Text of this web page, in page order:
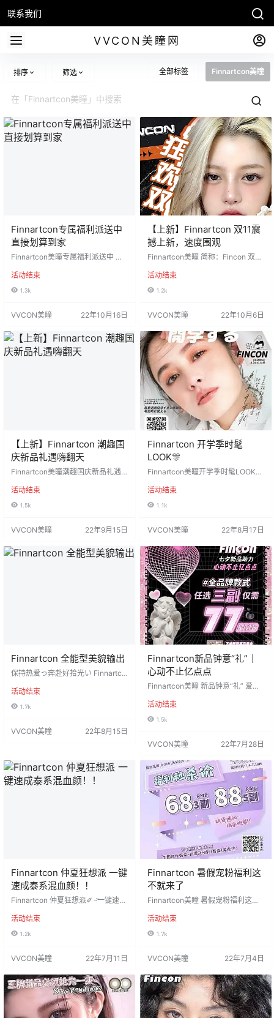
联系我们
VVCON美瞳网
排序 筛选 全部标签 Finnartcon美瞳
Finnartcon专属福利派送中
直接划算到家
Finnartcon美瞳专属福利派送中 福
通知❗就这你还不冲⁉ 注：无赠品，
不送盒 趁活动抓紧安排起来！ 活动
递：圆通 注：新疆、西藏、内蒙补1
仕达 非离子材质 度数范围：部分0-
1000度 有525/575 部分：0-80…
活动结束
1.3k
VVCON美瞳 22年10月16日
【上新】Finnartcon 双11震
撼上新，速度围观
Finnartcon美瞳 简称：Fincon 双11
龄神器来啦‼ 大直径新势力巨无霸&
蟹堡王 扩瞳效果原地封神了姐
赠品需备注！ 这活动力度简直惊掉
0月23日 发货地区：陕西省咸阳市
默认快递：圆通 注：新疆、西…
活动结束
1.2k
VVCON美瞳 22年10月6日
【上新】Finnartcon 潮趣国
庆新品礼遇嗨翻天
Finnartcon美瞳潮趣国庆新品礼遇
恋感水光蜜蜡#小燕窝 正式甜蜜上线
💞~ 上新钜惠：69/3副任选❗ 下单赠
送120ml护理液➕独角兽卡通盒一
注！ 活动时间：2022年9月15日-9
认快递：圆通 注：新疆、西藏、内
蒙补10，顺丰补15 工厂材质…
活动结束
1.5k
VVCON美瞳 22年9月15日
Finnartcon 开学季时髦
LOOK🎊
Finnartcon美瞳开学季时髦LOOK🎊
礼 88/5副任选 下单送气垫梳一个，
需备注❗ 全色板款式随心选🆘！缺货
通知~不踩雷 透氧非离子年抛い敏感
8月31日 发货地区：陕西省咸阳市
内蒙补10，顺丰补15 工厂材质：瑞
尔康/康仕…
活动结束
1.1k
VVCON美瞳 22年8月17日
Finnartcon 全能型美貌输出
保持热爱っ奔赴好拾光い Finnartco
然心动💞 活动价：68/2副 98/4副 1
08/5副 每单均送盒+清洗器+珍珠发
月9日-8月22日 全新升级医用保湿
默认快递：圆通 注：新疆、西藏、
内蒙补1…
活动结束
1.7k
VVCON美瞳 22年8月15日
Finnartcon新品钟意“礼”│
心动不止亿点点
Finnartcon美瞳 新品钟意“礼” 爱你
限#全品牌款式任选三副仅需元 下单
即送高马尾夹一盒（需备注） ❣超
狂扫货 活动时间：2022年7月28日-
认快递：圆通 注：新疆、西藏、内
蒙补10，顺丰补15 工厂材质：瑞尔
康/康仕达 非离子材质 度数范围：
部…
活动结束
1.5k
VVCON美瞳 22年7月28日
Finnartcon 仲夏狂想派 一键
速成泰系混血颜！！
Finnartcon 仲夏狂想派✐ ᵕ̈一键速成
价比 限时活动价◎ ¥99/3副任选+送
1副随机+送4个盒子+三色遮瑕膏 ¥1
备注！ 活动时间：2022年7月11日-
内每副可售后一片！ 发货地区：陕
西省咸阳市 默认快递：圆通 注：新
疆、西藏、内蒙补10，顺丰补…
活动结束
1.2k
VVCON美瞳 22年7月11日
Finnartcon 暑假宠粉福利这
不就来了
Finnartcon美瞳 暑假宠粉福利这不
给到位‼ 关键全色板都是心动榜单!!
就现在,可以闭眼囤~ 福利秒杀价：6
备注 ） 活动时间：2022年7月4日-
咸阳市 默认快递：圆通 注：新疆、
西藏、内蒙补10，顺丰补15 工厂材
质：瑞尔康/康仕达…
活动结束
1.7k
VVCON美瞳 22年7月4日